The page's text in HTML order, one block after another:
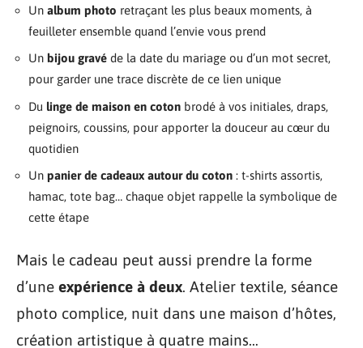
Un album photo retraçant les plus beaux moments, à
feuilleter ensemble quand l’envie vous prend
Un bijou gravé de la date du mariage ou d’un mot secret,
pour garder une trace discrète de ce lien unique
Du linge de maison en coton brodé à vos initiales, draps,
peignoirs, coussins, pour apporter la douceur au cœur du
quotidien
Un panier de cadeaux autour du coton : t-shirts assortis,
hamac, tote bag… chaque objet rappelle la symbolique de
cette étape
Mais le cadeau peut aussi prendre la forme
d’une expérience à deux. Atelier textile, séance
photo complice, nuit dans une maison d’hôtes,
création artistique à quatre mains…